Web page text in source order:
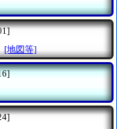
[地図等]